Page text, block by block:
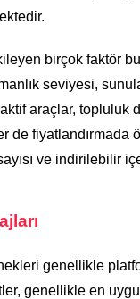
birçok faktör
seviyesi,
araçlar,
de fiyatlandırmada
ve indirilebilir
genellikle
genellikle en